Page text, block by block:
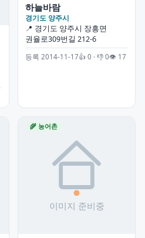
하늘바람
경기도 양주시
📍 경기도 양주시 장흥면
권율로309번길 212-6
등록 2014-11-17👍 0 · 👎 0👁 17
🌾 농어촌